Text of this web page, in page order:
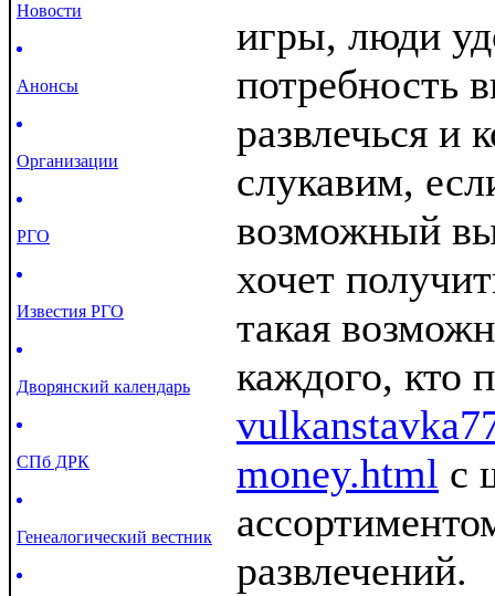
Новости
Анонсы
Организации
РГО
Известия РГО
Дворянский календарь
СПб ДРК
Генеалогический вестник
игры, люди
потребность
развлечься и
слукавим,
возможный
хочет
такая
каждого, кто
money.html с
развлечений.